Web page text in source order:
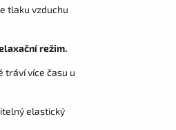
tlaku vzduchu
režim.
tráví více času u
elastický